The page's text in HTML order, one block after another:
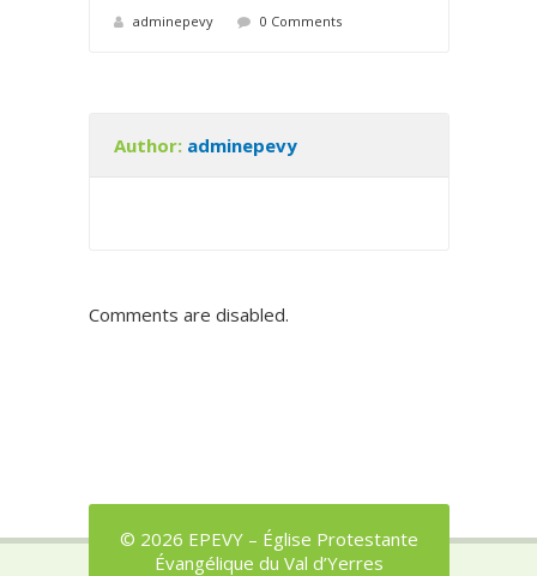
e
u
adminepevy 0 Comments
Author: adminepevy
Comments are disabled.
© 2026 EPEVY – Église Protestante
Évangélique du Val d’Yerres